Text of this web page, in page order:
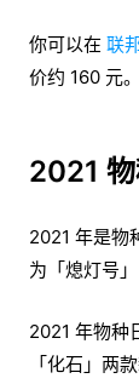
你可以在 联
价约 160 元。
2021
2021 年是物
为「熄灯号
2021 年物种
「化石」两